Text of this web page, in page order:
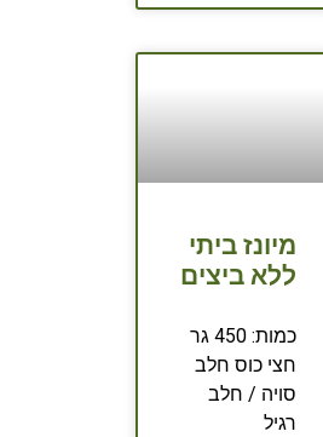
מיונז ביתי
ללא ביצים
כמות: 450 גר
חצי כוס חלב
סויה / חלב
רגיל